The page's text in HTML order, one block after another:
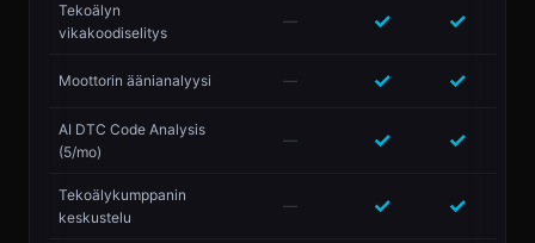
Tekoälyn
vikakoodiselitys
— ✓ ✓
Moottorin äänianalyysi — ✓ ✓
AI DTC Code Analysis
(5/mo)
— ✓ ✓
Tekoälykumppanin
keskustelu
— ✓ ✓